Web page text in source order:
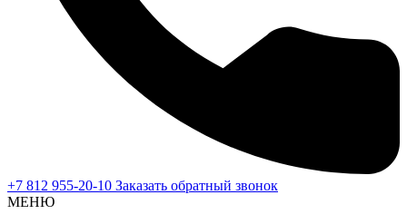
+7 812 955-20-10 Заказать обратный звонок
МЕНЮ